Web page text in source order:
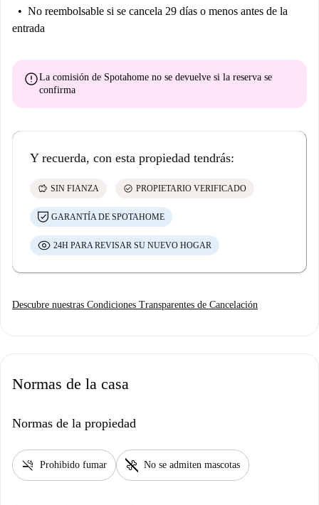
No reembolsable si se cancela 29 días o menos antes de la
entrada
errorLa comisión de Spotahome no se devuelve si la reserva se
confirma
Y recuerda, con esta propiedad tendrás:
savings SIN FIANZA check_circle PROPIETARIO VERIFICADO
GARANTÍA DE SPOTAHOME
24H PARA REVISAR SU NUEVO HOGAR
Descubre nuestras Condiciones Transparentes de Cancelación
Normas de la casa
Normas de la propiedad
smoke_free Prohibido fumar pet_supplies No se admiten mascotas